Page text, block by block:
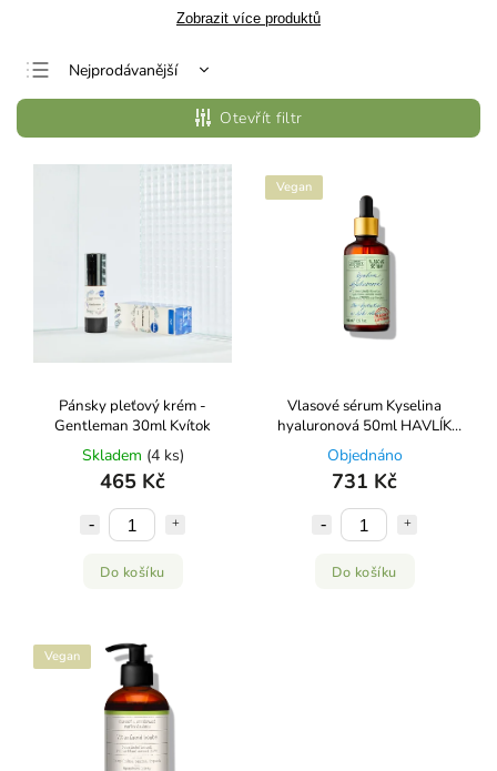
Zobrazit více produktů
Nejprodávanější
Nejlevnější
Nejdražší
Otevřít filtr
Pánsky pleťový krém -
Gentleman 30ml Kvítok
Skladem (4 ks)
465 Kč
Do košíku
Vegan
Vlasové sérum Kyselina
hyaluronová 50ml HAVLÍK
APOTÉKA
Objednáno
731 Kč
Do košíku
Vegan